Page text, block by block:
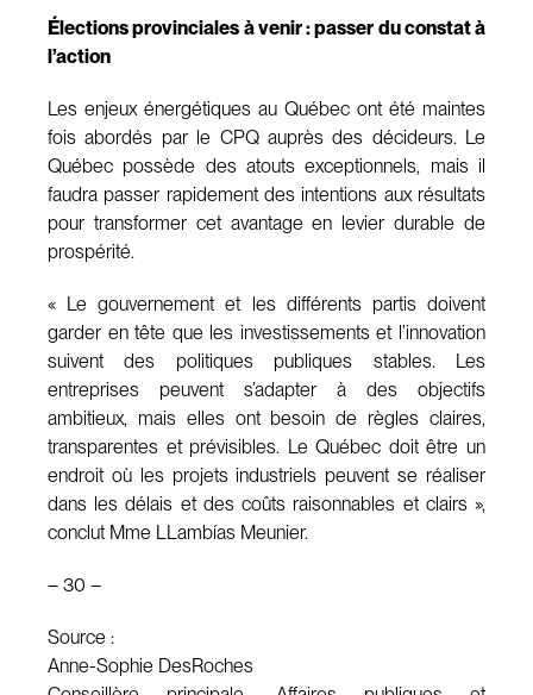
Élections provinciales à venir : passer du constat à
l’action
Les enjeux énergétiques au Québec ont été maintes
fois abordés par le CPQ auprès des décideurs. Le
Québec possède des atouts exceptionnels, mais il
faudra passer rapidement des intentions aux résultats
pour transformer cet avantage en levier durable de
prospérité.
« Le gouvernement et les différents partis doivent
garder en tête que les investissements et l’innovation
suivent des politiques publiques stables. Les
entreprises peuvent s’adapter à des objectifs
ambitieux, mais elles ont besoin de règles claires,
transparentes et prévisibles. Le Québec doit être un
endroit où les projets industriels peuvent se réaliser
dans les délais et des coûts raisonnables et clairs »,
conclut Mme LLambías Meunier.
– 30 –
Source :
Anne-Sophie DesRoches